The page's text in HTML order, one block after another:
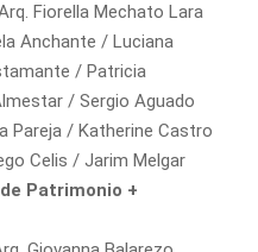
Fiorella Mechato Lara
Anchante / Luciana
/ Patricia
/ Sergio Aguado
Pareja / Katherine Castro
Celis / Jarim Melgar
Patrimonio +